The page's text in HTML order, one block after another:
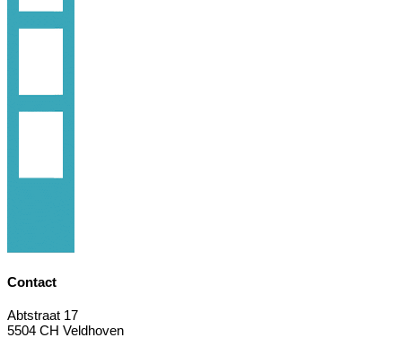
Contact
Abtstraat 17
5504 CH Veldhoven